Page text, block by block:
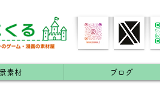
素材 ブログ